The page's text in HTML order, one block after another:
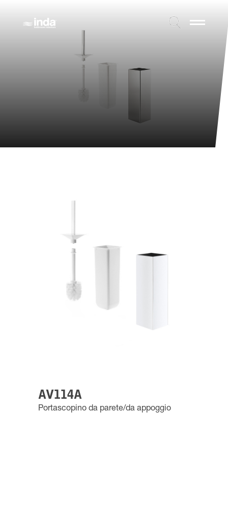
AV114A
Portascopino da parete/da appoggio